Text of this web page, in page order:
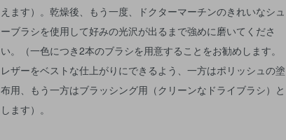
えます）。乾燥後、もう一度、ドクターマーチンのきれいなシュ
ーブラシを使用して好みの光沢が出るまで強めに磨いてくださ
い。（一色につき2本のブラシを用意することをお勧めします。
レザーをベストな仕上がりにできるよう、一方はポリッシュの塗
布用、もう一方はブラッシング用（クリーンなドライブラシ）と
します）。